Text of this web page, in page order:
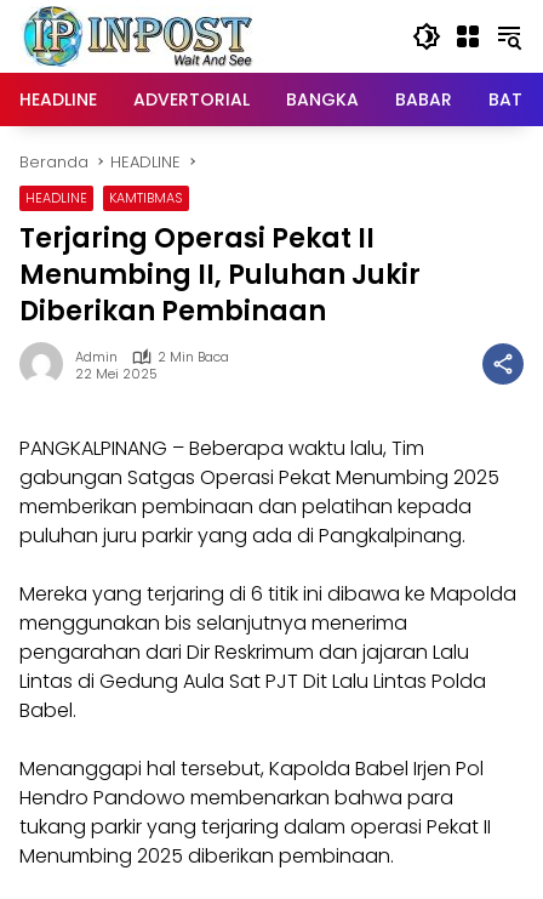
Langsung
konten
HEADLINE
ADVERTORIAL BANGKA BABAR
Beranda HEADLINE
HEADLINE KAMTIBMAS
Terjaring Operasi Pekat II
Menumbing II, Puluhan Jukir
Diberikan Pembinaan
Admin
2 Min Baca
22 Mei 2025
PANGKALPINANG – Beberapa waktu lalu, Tim
gabungan Satgas Operasi Pekat Menumbing 2025
memberikan pembinaan dan pelatihan kepada
puluhan juru parkir yang ada di Pangkalpinang.
Mereka yang terjaring di 6 titik ini dibawa ke Mapolda
menggunakan bis selanjutnya menerima
pengarahan dari Dir Reskrimum dan jajaran Lalu
Lintas di Gedung Aula Sat PJT Dit Lalu Lintas Polda
Babel.
Menanggapi hal tersebut, Kapolda Babel Irjen Pol
Hendro Pandowo membenarkan bahwa para
tukang parkir yang terjaring dalam operasi Pekat II
Menumbing 2025 diberikan pembinaan.